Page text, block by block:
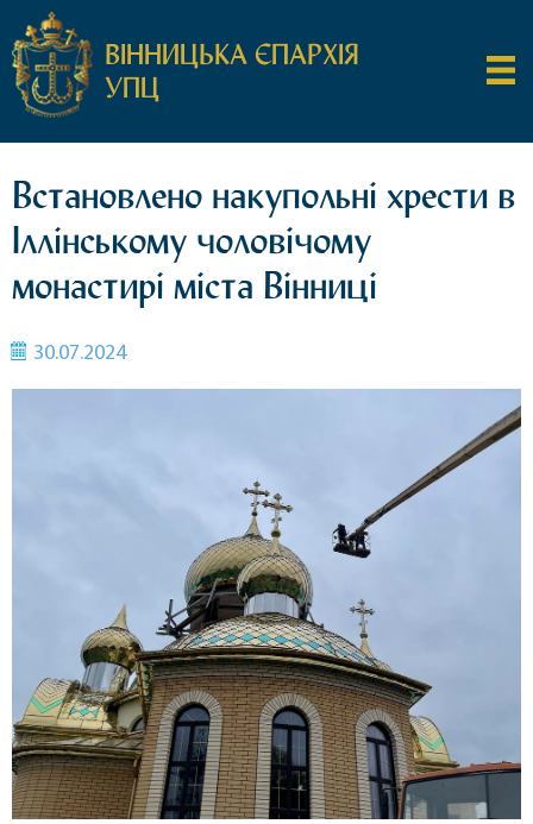
ВІННИЦЬКА ЄПАРХІЯ
УПЦ
Встановлено накупольні хрести в
Іллінському чоловічому
монастирі міста Вінниці
30.07.2024